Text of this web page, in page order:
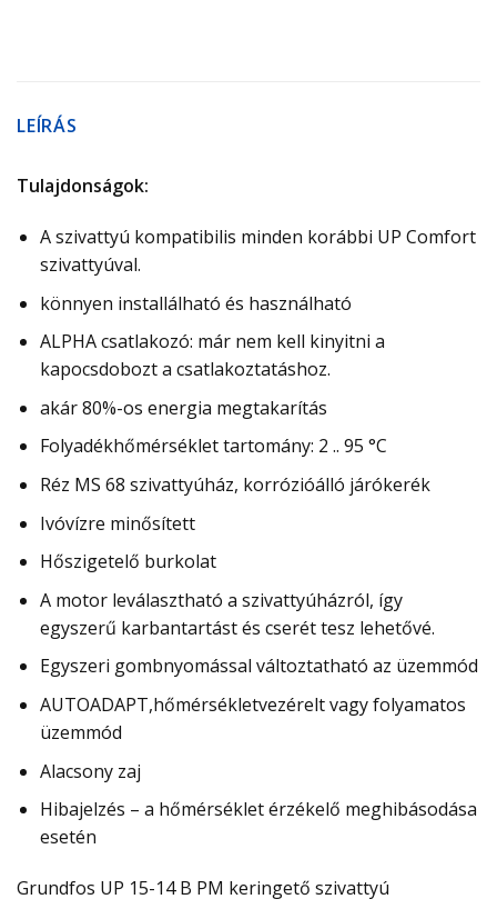
LEÍRÁS
Tulajdonságok:
A szivattyú kompatibilis minden korábbi UP Comfort
szivattyúval.
könnyen installálható és használható
ALPHA csatlakozó: már nem kell kinyitni a
kapocsdobozt a csatlakoztatáshoz.
akár 80%-os energia megtakarítás
Folyadékhőmérséklet tartomány: 2 .. 95 °C
Réz MS 68 szivattyúház, korrózióálló járókerék
Ivóvízre minősített
Hőszigetelő burkolat
A motor leválasztható a szivattyúházról, így
egyszerű karbantartást és cserét tesz lehetővé.
Egyszeri gombnyomással változtatható az üzemmód
AUTOADAPT,hőmérsékletvezérelt vagy folyamatos
üzemmód
Alacsony zaj
Hibajelzés – a hőmérséklet érzékelő meghibásodása
esetén
Grundfos UP 15-14 B PM keringető szivattyú